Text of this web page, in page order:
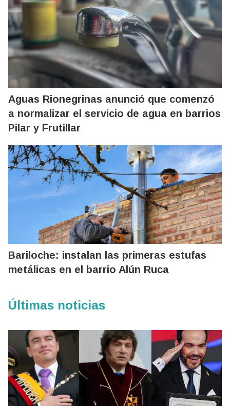
Aguas Rionegrinas anunció que comenzó
a normalizar el servicio de agua en barrios
Pilar y Frutillar
Bariloche: instalan las primeras estufas
metálicas en el barrio Alún Ruca
Últimas noticias